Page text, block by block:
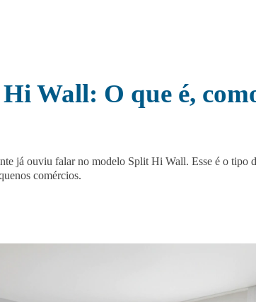
Wall: O que é,
já ouviu falar no modelo Split Hi Wall. Esse é o tipo
comércios.